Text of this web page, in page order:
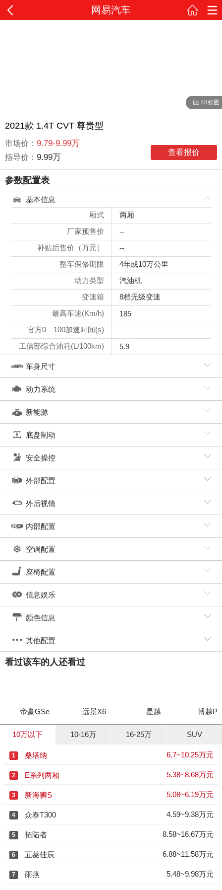
网易汽车
48张图
2021款 1.4T CVT 尊贵型
市场价： 9.79-9.99万
指导价： 9.99万
查看报价
参数配置表
基本信息
厢式
两厢
厂家预售价
--
补贴后售价（万元）
--
整车保修期限
4年或10万公里
动力类型
汽油机
变速箱
8档无级变速
最高车速(Km/h)
185
官方0—100加速时间(s)
工信部综合油耗(L/100km)
5.9
车身尺寸
动力系统
新能源
底盘制动
安全操控
外部配置
外后视镜
内部配置
空调配置
座椅配置
信息娱乐
颜色信息
其他配置
看过该车的人还看过
帝豪GSe 远景X6 星越 博越
10万以下 10-16万 16-25万 SUV
1 桑塔纳 6.7~10.25万元
2 E系列两厢 5.38~8.68万元
3 新海狮S 5.08~6.19万元
4 众泰T300 4.59~9.38万元
5 拓陆者 8.58~16.67万元
6 五菱佳辰 6.88~11.58万元
7 雨燕 5.48~9.98万元